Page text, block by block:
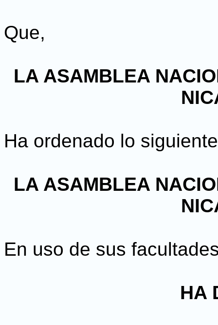
Que,
LA ASAMBLEA
Ha ordenado lo
LA ASAMBLEA
En uso de sus
HA